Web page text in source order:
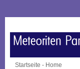
Startseite - Home